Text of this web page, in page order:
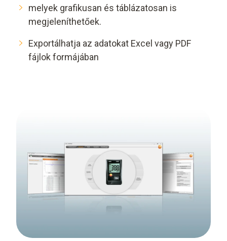
melyek grafikusan és táblázatosan is
megjeleníthetőek.
Exportálhatja az adatokat Excel vagy PDF
fájlok formájában